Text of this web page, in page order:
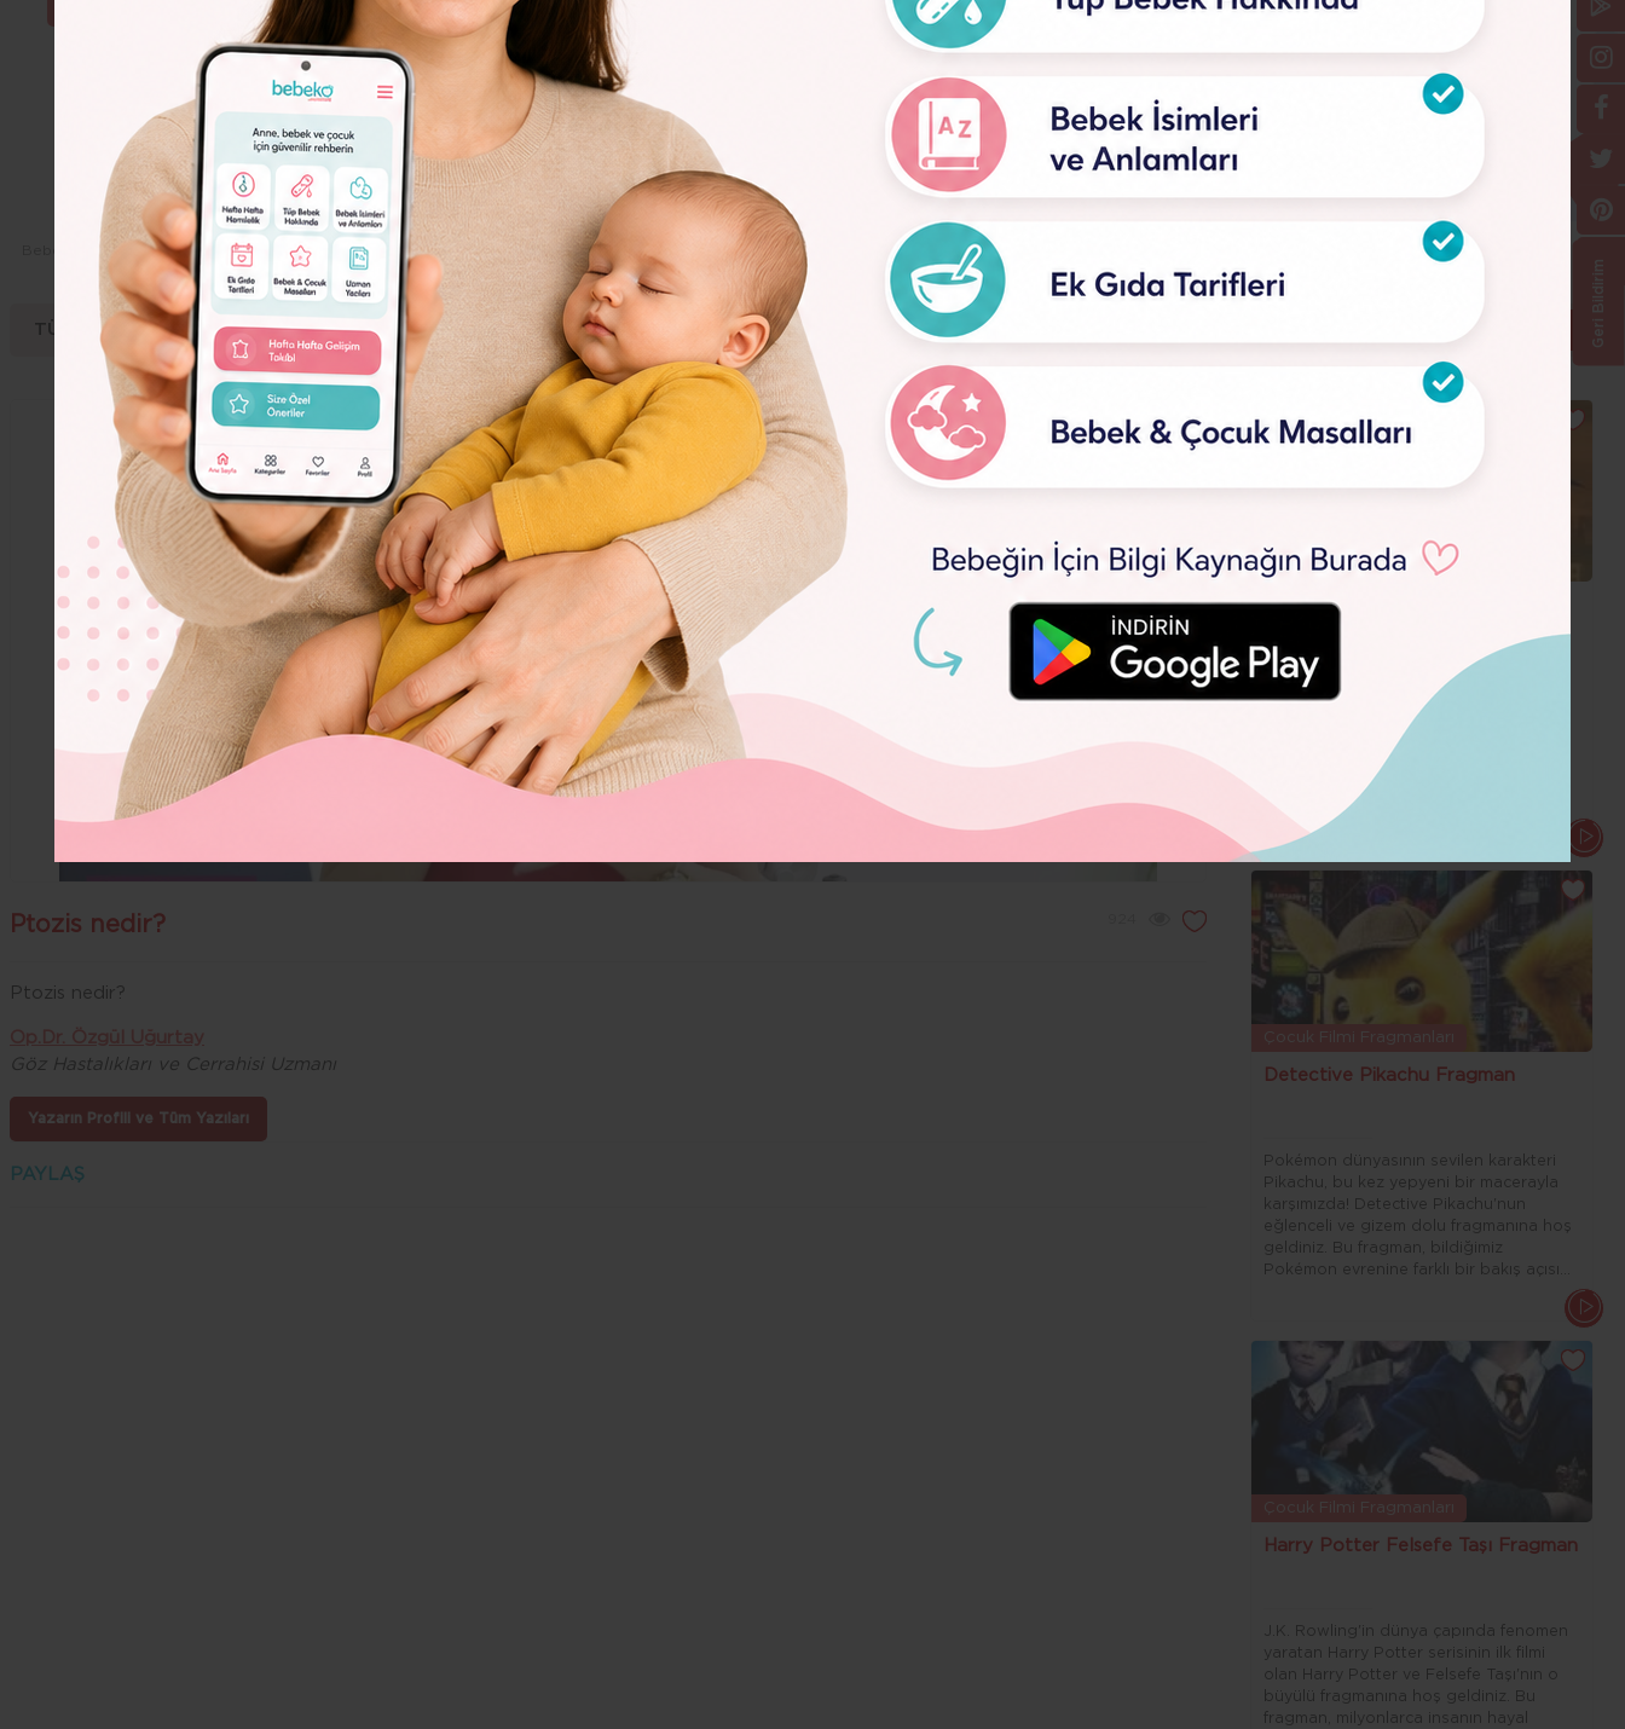
Videolar Sağlık Ptozis nedir?
TÜM VİDEOLAR Hamilelik Bebek Beslenme Sağlık Uyku Müzikleri
Ptozis nedir?
Ptozis nedir?
Göz Hastalıkları ve Cerrahisi Uzmanı
Yazarın Profili ve Tüm Yazıları
PAYLAŞ
Çocuk Filmi Fragmanları
Batman Başlıyor Fragman
Christopher Nolan'ın çığır açan Batman
üçlemesinin ilk filmi olan Batman
Başlıyor'un nefes kesen fragmanına hoş
geldiniz. Bu fragman, Gotham Şehri'nin
karanlık kahramanının doğuşuna tanık
olmanızı sağlayacak.
Detective Pikachu Fragman
Pokémon dünyasının sevilen karakteri
Pikachu, bu kez yepyeni bir macerayla
karşımızda! Detective Pikachu'nun
eğlenceli ve gizem dolu fragmanına hoş
geldiniz. Bu fragman, bildiğimiz
Pokémon evrenine farklı bir bakış açısı
Harry Potter Felsefe Taşı Fragman
J.K. Rowling'in dünya çapında fenomen
yaratan Harry Potter serisinin ilk filmi
olan Harry Potter ve Felsefe Taşı'nın o
büyülü fragmanına hoş geldiniz. Bu
fragman, milyonlarca insanın hayal